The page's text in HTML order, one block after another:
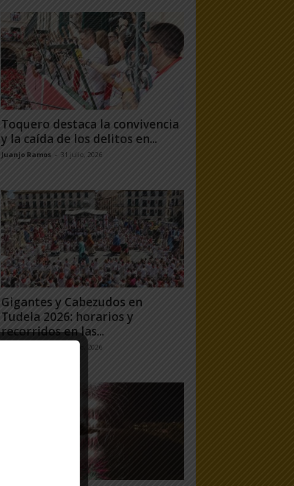
Toquero destaca la convivencia
y la caída de los delitos en...
Juanjo Ramos - 31 julio, 2026
Gigantes y Cabezudos en
Tudela 2026: horarios y
recorridos en las...
25 julio, 2026